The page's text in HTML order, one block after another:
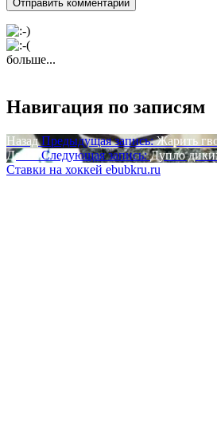
больше...
Навигация по записям
Назад Предыдущая запись: Жарить
Далее
Следующая запись: Дупло
Ставки на хоккей ebubkru.ru